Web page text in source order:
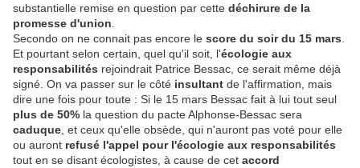
substantielle remise en question par cette déchirure de la
promesse d'union
Secondo on ne connait pas encore le score du soir du 15 mars
Et pourtant selon certain, quel qu'il soit, l'écologie aux
responsabilités rejoindrait Patrice Bessac, ce serait même déjà
signé. On va passer sur le côté insultant de l'affirmation, mais
dire une fois pour toute : Si le 15 mars Bessac fait à lui tout seul
plus de 50% la question du pacte Alphonse-Bessac sera
caduque , et ceux qu'elle obsède, qui n'auront pas voté pour elle
ou auront refusé l'appel pour l'écologie aux responsabilités
tout en se disant écologistes, à cause de cet accord